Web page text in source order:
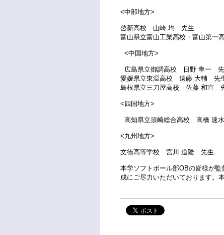
<中部地方>
啓新高校 山崎 均 先生
富山県立富山工業高校・富山第
<中国地方>
広島県立御調高校 日野 隼一
愛媛県立東温高校 遠藤 大輔 先
島根県立三刀屋高校 佐藤 和宣
<四国地方>
高知県立須崎総合高校 高橋 速
<九州地方>
文徳高等学校 宮川 道隆 先生
本学ソフトボール部OBの皆様が
成にご尽力いただいております。